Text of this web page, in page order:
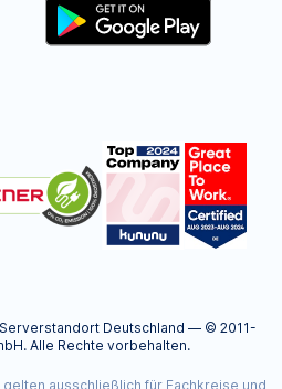
Serverstandort Deutschland — © 2011-
Alle Rechte vorbehalten.
ausschließlich für Fachkreise und